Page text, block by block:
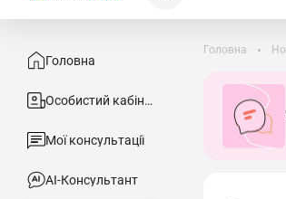
Головна
Особистий кабінет
Мої консультації
АІ-Консультант
Головна